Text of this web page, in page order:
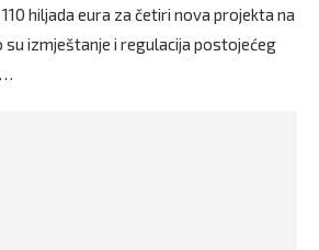
hiljada eura za četiri nova projekta na
su izmještanje i regulacija postojećeg